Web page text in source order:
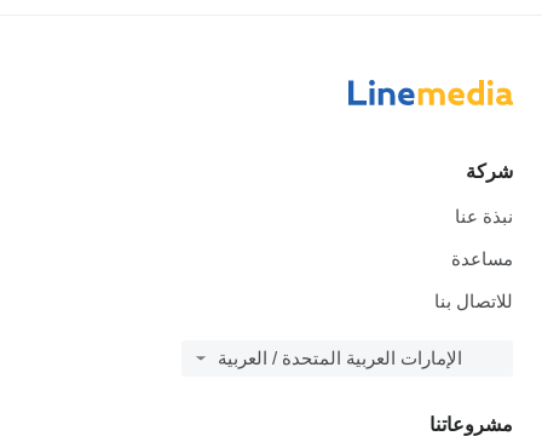
شركة
نبذة عنا
مساعدة
للاتصال بنا
الإمارات العربية المتحدة / العربية
مشروعاتنا